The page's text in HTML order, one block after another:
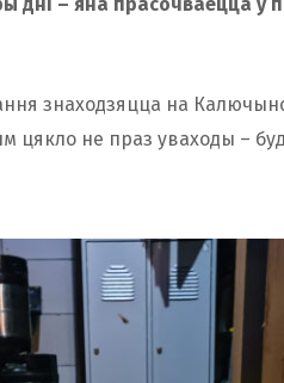
знаходзяцца на
цякло не праз уваходы –